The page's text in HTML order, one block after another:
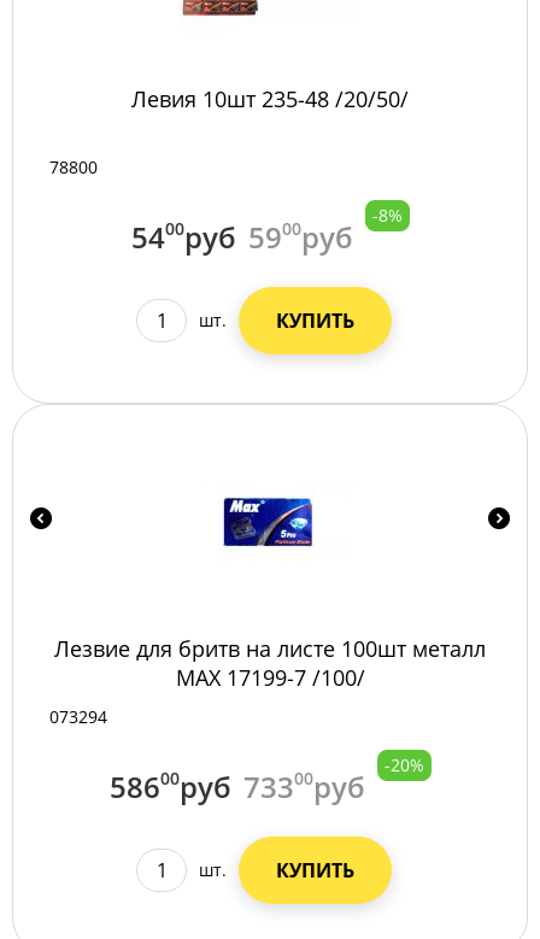
Левия 10шт 235-48 /20/50/
78800
5400руб 5900руб
-8%
шт. КУПИТЬ
Лезвие для бритв на листе 100шт металл
MAX 17199-7 /100/
073294
58600руб 73300руб
-20%
шт. КУПИТЬ